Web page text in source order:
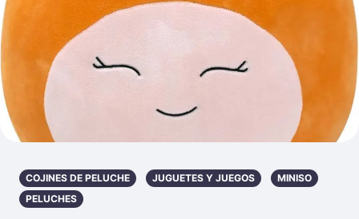
COJINES DE PELUCHE JUGUETES Y JUEGOS
MINISO
PELUCHES